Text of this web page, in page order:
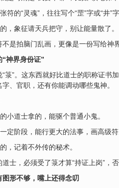
符的“灵魂”，往往写个“罡”字或“井”
，象征请天兵把守，别让能量散了。
是拍脑门乱画，更像是一份写给神
神界身份证”
“箓”。这东西就好比道士的职称证
、官职，还有你能调动哪些鬼神。
小道士拿的，能驱个普通小鬼。
定阶段，能行更大的法事，画高级符
，记着不外传的秘术。
士，必须受了箓才算“持证上岗”，
图形不够，嘴上还得念叨